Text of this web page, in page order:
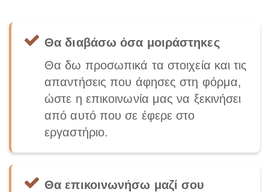
Θα διαβάσω όσα μοιράστηκες
Θα δω προσωπικά τα στοιχεία και τις
απαντήσεις που άφησες στη φόρμα,
ώστε η επικοινωνία μας να ξεκινήσει
από αυτό που σε έφερε στο
εργαστήριο.
Θα επικοινωνήσω μαζί σου